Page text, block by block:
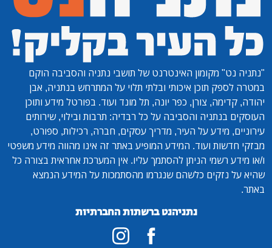
"נתניה נט" מקומון האינטרנט של תושבי נתניה והסביבה הוקם
במטרה לספק תוכן איכותי ובלתי תלוי על המתרחש בנתניה, אבן
יהודה, קדימה, צורן, כפר יונה, תל מונד ועוד. בפורטל מידע ותוכן
העוסקים בנתניה והסביבה על כל רבדיה: תרבות ובילוי, שירותים
עירוניים, מידע על העיר, מדריך עסקים, חברה, רכילות, ספורט,
מבזקי חדשות ועוד. המידע המופיע באתר זה אינו מהווה מידע משפטי
ו/או מידע רשמי הניתן להסתמך עליו. אין המערכת אחראית בצורה כל
שהיא על נזקים כלשהם שנגרמו מהסתמכות על המידע הנמצא
באתר.
נתניהנט ברשתות החברתיות